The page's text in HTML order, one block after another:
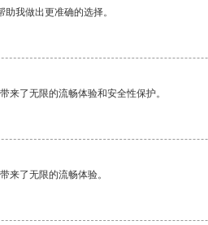
我做出更准确的选择。
来了无限的流畅体验和安全性保护。
来了无限的流畅体验。